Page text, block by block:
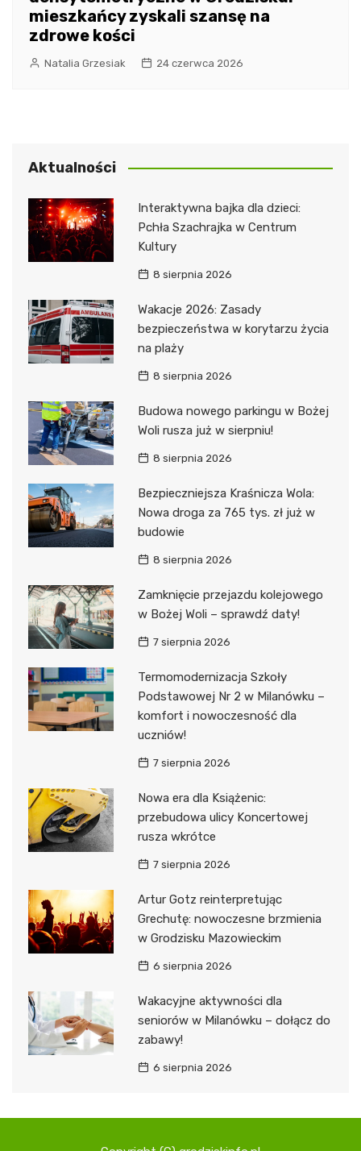
mieszkańcy zyskali szansę na
zdrowe kości
Natalia Grzesiak 24 czerwca 2026
Aktualności
Interaktywna bajka dla dzieci:
Pchła Szachrajka w Centrum
Kultury
8 sierpnia 2026
Wakacje 2026: Zasady
bezpieczeństwa w korytarzu życia
na plaży
8 sierpnia 2026
Budowa nowego parkingu w Bożej
Woli rusza już w sierpniu!
8 sierpnia 2026
Bezpieczniejsza Kraśnicza Wola:
Nowa droga za 765 tys. zł już w
budowie
8 sierpnia 2026
Zamknięcie przejazdu kolejowego
w Bożej Woli – sprawdź daty!
7 sierpnia 2026
Termomodernizacja Szkoły
Podstawowej Nr 2 w Milanówku –
komfort i nowoczesność dla
uczniów!
7 sierpnia 2026
Nowa era dla Książenic:
przebudowa ulicy Koncertowej
rusza wkrótce
7 sierpnia 2026
Artur Gotz reinterpretując
Grechutę: nowoczesne brzmienia
w Grodzisku Mazowieckim
6 sierpnia 2026
Wakacyjne aktywności dla
seniorów w Milanówku – dołącz do
zabawy!
6 sierpnia 2026